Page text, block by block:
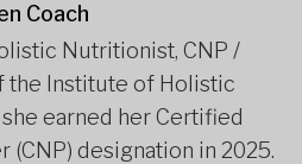
Coach
Nutritionist, CNP /
the Institute of Holistic
earned her Certified
designation in 2025.